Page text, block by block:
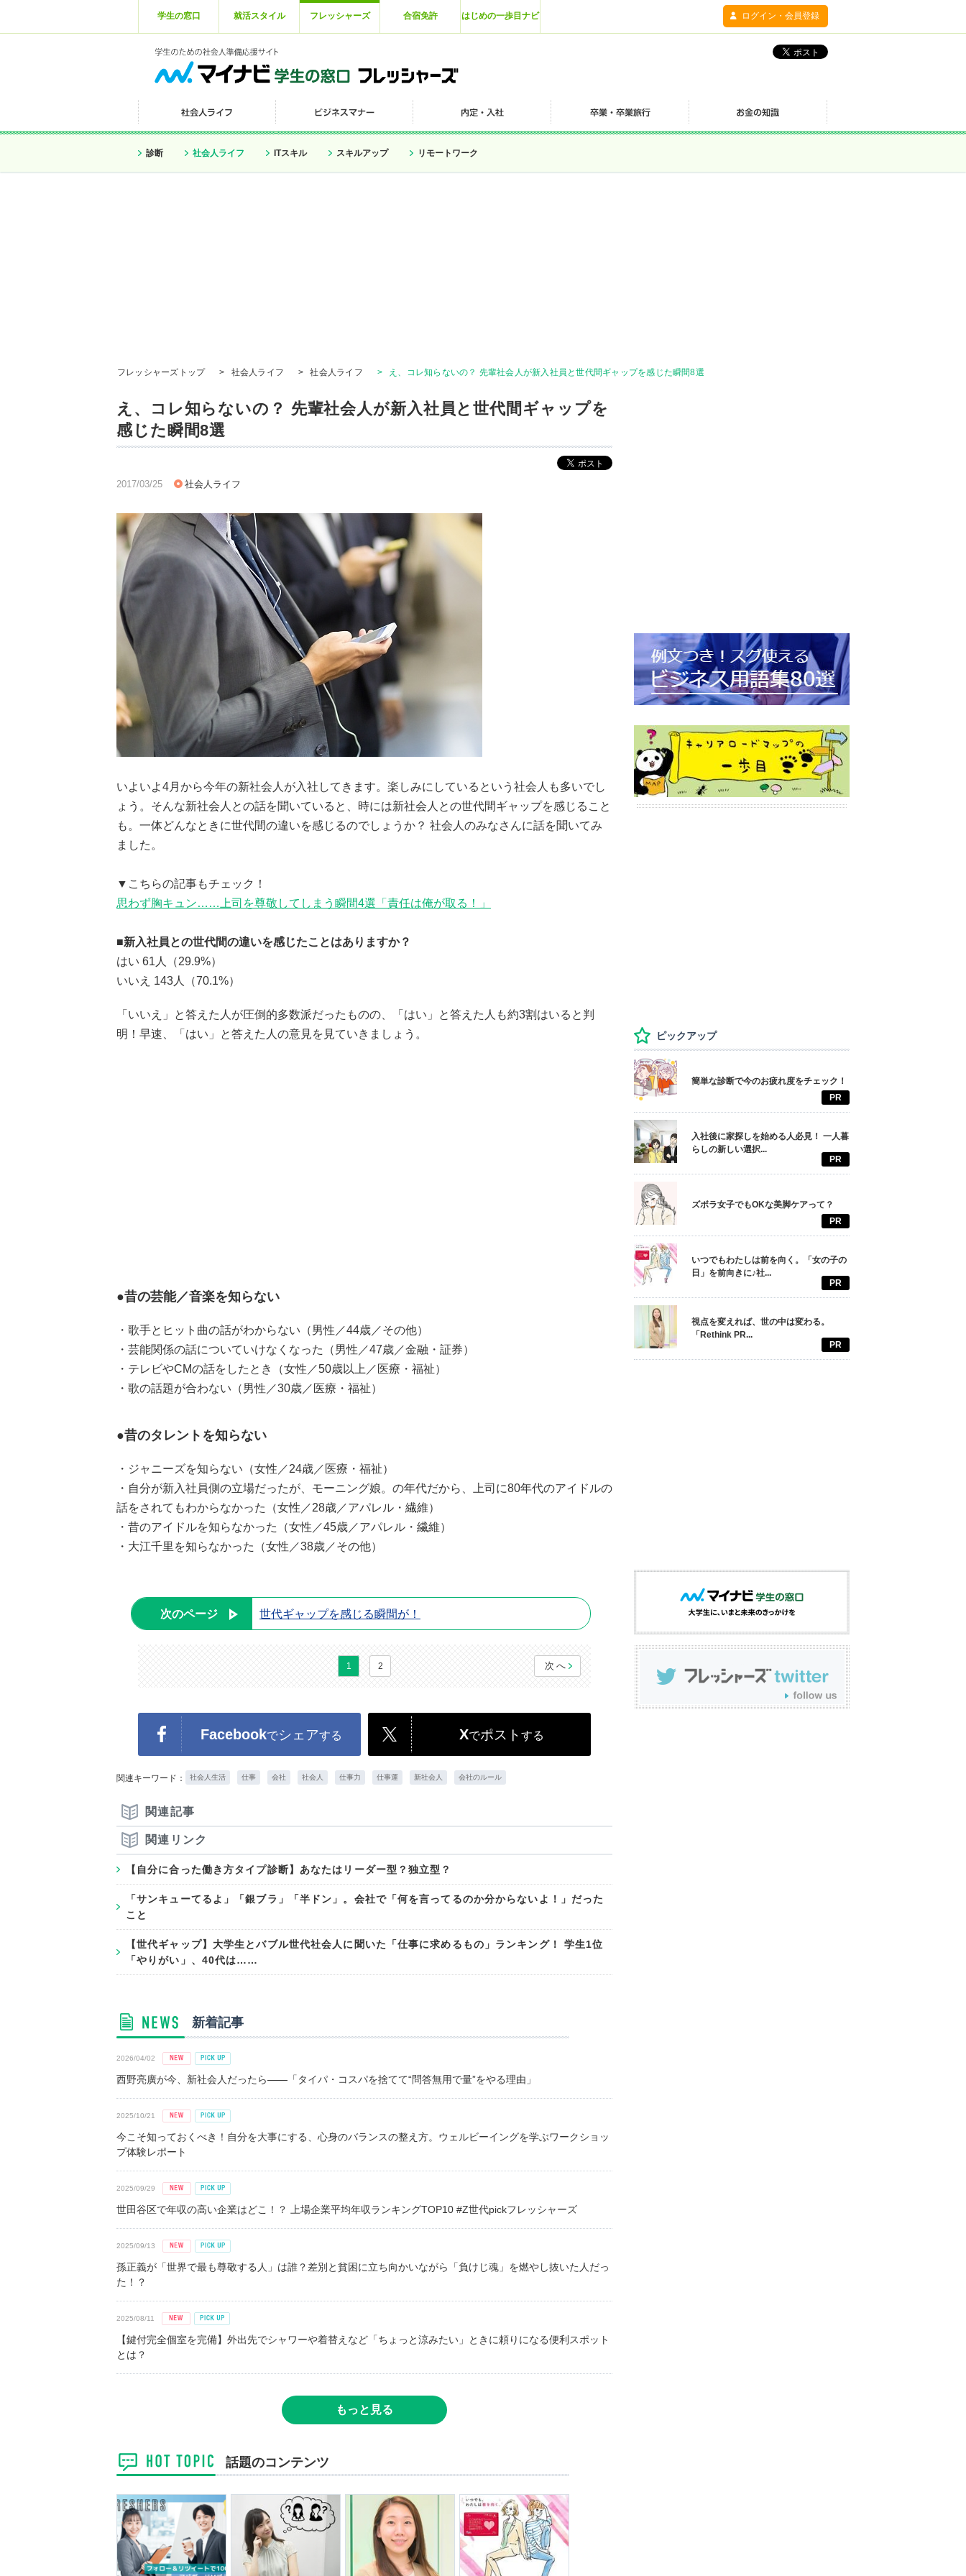
学生の窓口 就活スタイル フレッシャーズ 合宿免許 はじめの一歩目ナビ ログイン・会員登録
診断 社会人ライフ ITスキル スキルアップ リモートワーク
フレッシャーズトップ > 社会人ライフ > 社会人ライフ > え、コレ知らないの？ 先輩社会人が新入社員と世代間ギャップを感じた瞬間8選
え、コレ知らないの？ 先輩社会人が新入社員と世代間ギャップを
感じた瞬間8選
2017/03/25 社会人ライフ
いよいよ4月から今年の新社会人が入社してきます。楽しみにしているという社会人も多いでし
ょう。そんな新社会人との話を聞いていると、時には新社会人との世代間ギャップを感じること
も。一体どんなときに世代間の違いを感じるのでしょうか？ 社会人のみなさんに話を聞いてみ
ました。
▼こちらの記事もチェック！
思わず胸キュン……上司を尊敬してしまう瞬間4選「責任は俺が取る！」
■新入社員との世代間の違いを感じたことはありますか？
はい 61人（29.9%）
いいえ 143人（70.1%）
「いいえ」と答えた人が圧倒的多数派だったものの、「はい」と答えた人も約3割はいると判
明！早速、「はい」と答えた人の意見を見ていきましょう。
●昔の芸能／音楽を知らない
・歌手とヒット曲の話がわからない（男性／44歳／その他）
・芸能関係の話についていけなくなった（男性／47歳／金融・証券）
・テレビやCMの話をしたとき（女性／50歳以上／医療・福祉）
・歌の話題が合わない（男性／30歳／医療・福祉）
●昔のタレントを知らない
・ジャニーズを知らない（女性／24歳／医療・福祉）
・自分が新入社員側の立場だったが、モーニング娘。の年代だから、上司に80年代のアイドルの
話をされてもわからなかった（女性／28歳／アパレル・繊維）
・昔のアイドルを知らなかった（女性／45歳／アパレル・繊維）
・大江千里を知らなかった（女性／38歳／その他）
次のページ 世代ギャップを感じる瞬間が！
1 2 次へ
Facebookでシェアする Xでポスト する
関連キーワード： 社会人生活 仕事 会社 社会人 仕事力 仕事運 新社会人 会社のルール
関連記事
関連リンク
【自分に合った働き方タイプ診断】あなたはリーダー型？独立型？
「サンキューてるよ」「銀ブラ」「半ドン」。会社で「何を言ってるのか分からないよ！」だった
こと
【世代ギャップ】大学生とバブル世代社会人に聞いた「仕事に求めるもの」ランキング！ 学生1位
「やりがい」、40代は……
新着記事
2026/04/02
西野亮廣が今、新社会人だったら――「タイパ・コスパを捨てて“問答無用で量”をやる理由」
2025/10/21
今こそ知っておくべき！自分を大事にする、心身のバランスの整え方。ウェルビーイングを学ぶワークショッ
プ体験レポート
2025/09/29
世田谷区で年収の高い企業はどこ！？ 上場企業平均年収ランキングTOP10 #Z世代pickフレッシャーズ
2025/09/13
孫正義が「世界で最も尊敬する人」は誰？差別と貧困に立ち向かいながら「負けじ魂」を燃やし抜いた人だっ
た！？
2025/08/11
【鍵付完全個室を完備】外出先でシャワーや着替えなど「ちょっと涼みたい」ときに頼りになる便利スポット
とは？
もっと見る
話題のコンテンツ
ピックアップ
簡単な診断で今のお疲れ度をチェック！
PR
入社後に家探しを始める人必見！ 一人暮
らしの新しい選択...
PR
ズボラ女子でもOKな美脚ケアって？
PR
いつでもわたしは前を向く。「女の子の
日」を前向きに♪社...
PR
視点を変えれば、世の中は変わる。
「Rethink PR...
PR